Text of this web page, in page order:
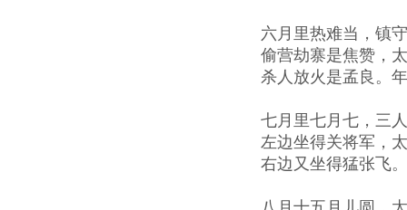
六月里热难当，镇
偷营劫寨是焦赞，
杀人放火是孟良。
七月里七月七，三
左边坐得关将军，
右边又坐得猛张飞